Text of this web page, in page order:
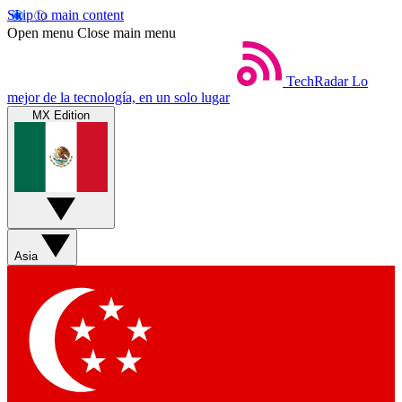
Skip to main content
Open menu Close main menu
TechRadar Lo
mejor de la tecnología, en un solo lugar
MX Edition
Asia